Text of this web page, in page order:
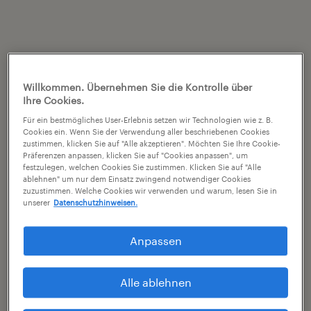
Willkommen. Übernehmen Sie die Kontrolle über
Ihre Cookies.
Für ein bestmögliches User-Erlebnis setzen wir Technologien wie z. B.
Cookies ein. Wenn Sie der Verwendung aller beschriebenen Cookies
zustimmen, klicken Sie auf "Alle akzeptieren". Möchten Sie Ihre Cookie-
Präferenzen anpassen, klicken Sie auf "Cookies anpassen", um
festzulegen, welchen Cookies Sie zustimmen. Klicken Sie auf "Alle
ablehnen" um nur dem Einsatz zwingend notwendiger Cookies
zuzustimmen. Welche Cookies wir verwenden und warum, lesen Sie in
unserer Datenschutzhinweisen.
Anpassen
Alle ablehnen